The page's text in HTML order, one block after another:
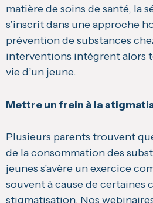
matière de soins de santé, la
s’inscrit dans une approche
prévention de substances
interventions intègrent alors
vie d’un jeune.
Mettre un frein à la
Plusieurs parents trouvent
de la consommation des
jeunes s’avère un exercice
souvent à cause de certaines
stigmatisation. Nos